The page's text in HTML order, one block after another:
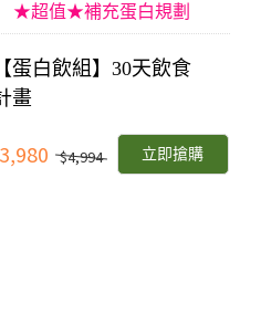
★超值★補充蛋白規劃
蛋白飲組】30天飲食
畫
$4,994 立即搶購